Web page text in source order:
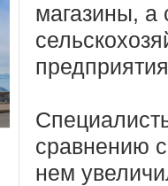
магазины,
сравнению
нем